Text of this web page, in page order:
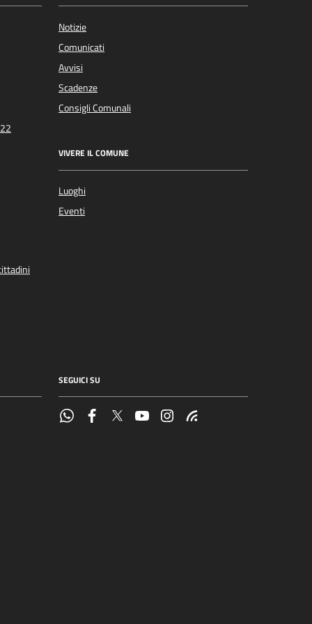
Notizie
Comunicati
Avvisi
Scadenze
Consigli Comunali
VIVERE IL COMUNE
Luoghi
Eventi
SEGUICI SU